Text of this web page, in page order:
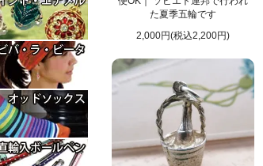
た夏季五輪です
2,000円(税込2,200円)